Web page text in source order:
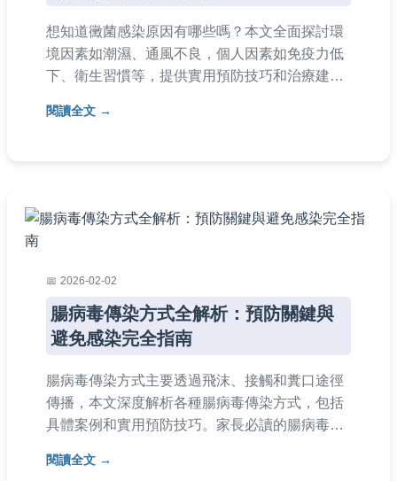
想知道黴菌感染原因有哪些嗎？本文全面探討環
境因素如潮濕、通風不良，個人因素如免疫力低
下、衛生習慣等，提供實用預防技巧和治療建
解黴菌感染原因，有效保護健康。內容包括常見
閱讀全文
2026-02-02
腸病毒傳染方式全解析：預防關鍵與
避免感染完全指南
腸病毒傳染方式主要透過飛沫、接觸和糞口途徑
傳播，本文深度解析各種腸病毒傳染方式，包括
具體案例和實用預防技巧。家長必讀的腸病毒傳
險。內容涵蓋常見問題解答、個人經驗分享，以
閱讀全文